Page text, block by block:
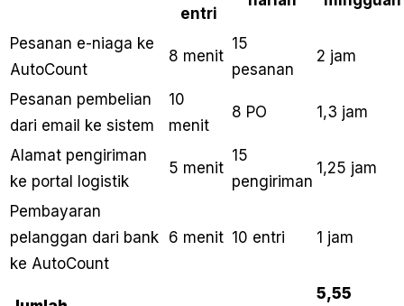
entri
Pesanan e-niaga ke
AutoCount
8 menit
15
pesanan
2 jam
Pesanan pembelian
dari email ke sistem
10
menit
8 PO 1,3 jam
Alamat pengiriman
ke portal logistik
5 menit
15
pengiriman
1,25 jam
Pembayaran
pelanggan dari bank
ke AutoCount
6 menit 10 entri 1 jam
5,55